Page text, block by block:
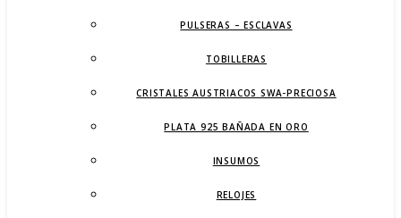
PULSERAS – ESCLAVAS
TOBILLERAS
CRISTALES AUSTRIACOS SWA-PRECIOSA
PLATA 925 BAÑADA EN ORO
INSUMOS
RELOJES